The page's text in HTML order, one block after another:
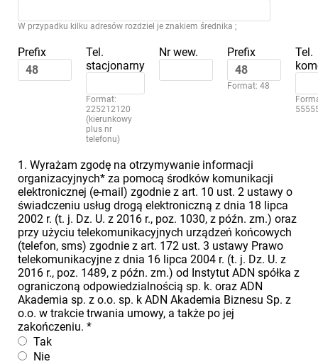
W przypadku kilku adresów rozdziel je znakiem średnika ;
Prefix
Tel.
stacjonarny
Format:
225212120
(kierunkowy
plus nr
telefonu)
Nr wew. Prefix
Format: 48
Tel.
1. Wyrażam zgodę na otrzymywanie informacji
organizacyjnych* za pomocą środków komunikacji
elektronicznej (e-mail) zgodnie z art. 10 ust. 2 ustawy o
świadczeniu usług drogą elektroniczną z dnia 18 lipca
2002 r. (t. j. Dz. U. z 2016 r., poz. 1030, z późn. zm.) oraz
przy użyciu telekomunikacyjnych urządzeń końcowych
(telefon, sms) zgodnie z art. 172 ust. 3 ustawy Prawo
telekomunikacyjne z dnia 16 lipca 2004 r. (t. j. Dz. U. z
2016 r., poz. 1489, z późn. zm.) od Instytut ADN spółka z
ograniczoną odpowiedzialnością sp. k. oraz ADN
Akademia sp. z o.o. sp. k ADN Akademia Biznesu Sp. z
o.o. w trakcie trwania umowy, a także po jej
zakończeniu. *
Tak
Nie